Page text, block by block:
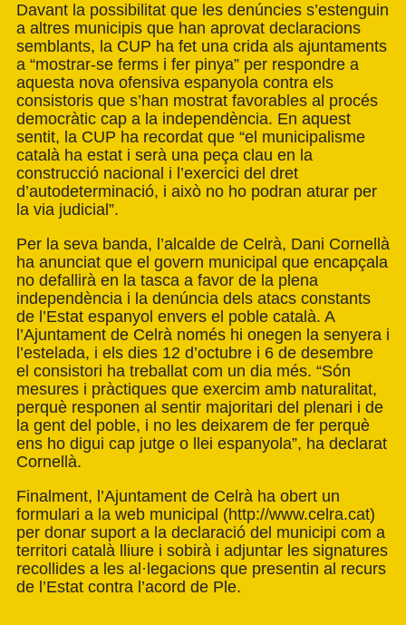
Davant la possibilitat que les denúncies s’estenguin
a altres municipis que han aprovat declaracions
semblants, la CUP ha fet una crida als ajuntaments
a “mostrar-se ferms i fer pinya” per respondre a
aquesta nova ofensiva espanyola contra els
consistoris que s’han mostrat favorables al procés
democràtic cap a la independència. En aquest
sentit, la CUP ha recordat que “el municipalisme
català ha estat i serà una peça clau en la
construcció nacional i l’exercici del dret
d’autodeterminació, i això no ho podran aturar per
la via judicial”.
Per la seva banda, l’alcalde de Celrà, Dani Cornellà
ha anunciat que el govern municipal que encapçala
no defallirà en la tasca a favor de la plena
independència i la denúncia dels atacs constants
de l’Estat espanyol envers el poble català. A
l’Ajuntament de Celrà només hi onegen la senyera i
l’estelada, i els dies 12 d’octubre i 6 de desembre
el consistori ha treballat com un dia més. “Són
mesures i pràctiques que exercim amb naturalitat,
perquè responen al sentir majoritari del plenari i de
la gent del poble, i no les deixarem de fer perquè
ens ho digui cap jutge o llei espanyola”, ha declarat
Cornellà.
Finalment, l’Ajuntament de Celrà ha obert un
formulari a la web municipal (http://www.celra.cat)
per donar suport a la declaració del municipi com a
territori català lliure i sobirà i adjuntar les signatures
recollides a les al·legacions que presentin al recurs
de l’Estat contra l’acord de Ple.